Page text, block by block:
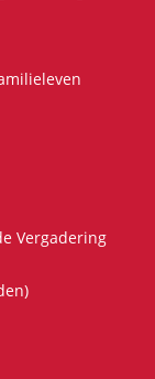
Vergadering